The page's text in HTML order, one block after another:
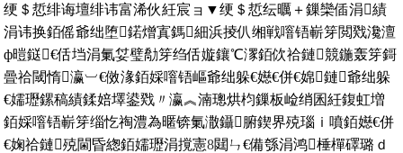
绠＄悊绯诲壇绯讳富浠伙紝宸ョ▼绠＄悊纭曞＋鏁欒偛涓績
涓讳换銆傜爺绌堕鍩熷寘鎷細浜掕仈缃戦噾铻嶄笌閲戣瀺澶
ф暟鎹€佸垱涓氭姇璧勪笌绉佸嫙鑲℃潈銆佽祫鏈競鍦轰笌鎶
曡祫閾惰瀛︺€傚湪銆婇噾铻嶇爺绌躲€嬨€併€婂鏈爺绌躲
嬬瓑鏍稿績鍒婄墿鍙戣〃瀛︽湳璁烘枃鏁板崄绡囷紝鍑虹増
婇噾铻嶄笌缁忔祹澧為暱锛氭潵鑷腑鍥界殑瑙ｉ噴銆嬨€併
婅祫鏈殑閫昏緫銆嬬瓑涓撹憲8閮ㄣ€備綔涓鸿棰樿礋璐ｄ